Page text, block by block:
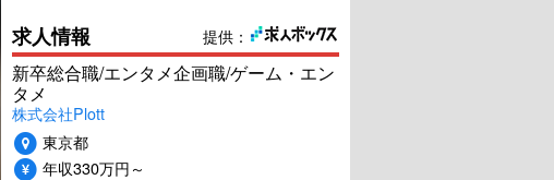
提供：
求人情報
新卒総合職/エンタメ企画職/ゲーム・エン
タメ
株式会社Plott
東京都
年収330万円～